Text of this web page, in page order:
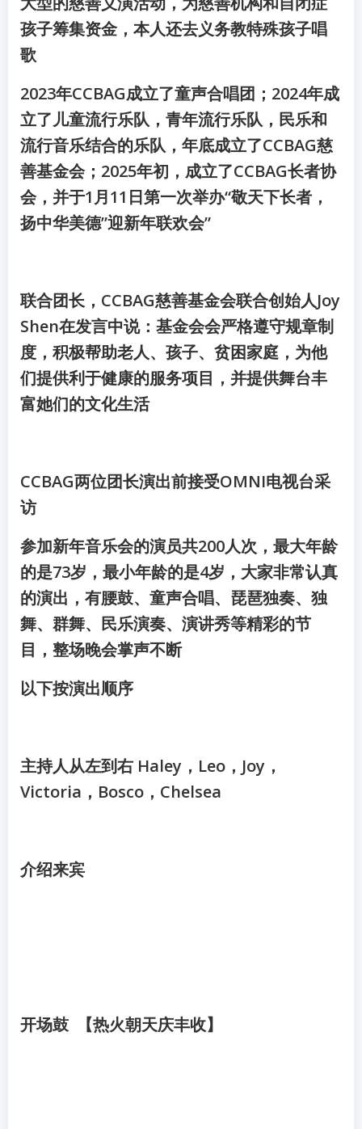
孩子筹集资金，本人还去义务教特殊孩子唱
歌
2023年CCBAG成立了童声合唱团；2024年成
立了儿童流行乐队，青年流行乐队，民乐和
流行音乐结合的乐队，年底成立了CCBAG慈
善基金会；2025年初，成立了CCBAG长者协
会，并于1月11日第一次举办“敬天下长者，
扬中华美德”迎新年联欢会”
联合团长，CCBAG慈善基金会联合创始人Joy
Shen在发言中说：基金会会严格遵守规章制
度，积极帮助老人、孩子、贫困家庭，为他
们提供利于健康的服务项目，并提供舞台丰
富她们的文化生活
CCBAG两位团长演出前接受OMNI电视台采
访
参加新年音乐会的演员共200人次，最大年龄
的是73岁，最小年龄的是4岁，大家非常认真
的演出，有腰鼓、童声合唱、琵琶独奏、独
舞、群舞、民乐演奏、演讲秀等精彩的节
目，整场晚会掌声不断
以下按演出顺序
主持人从左到右 Haley，Leo，Joy，
Victoria，Bosco，Chelsea
介绍来宾
开场鼓 【热火朝天庆丰收】